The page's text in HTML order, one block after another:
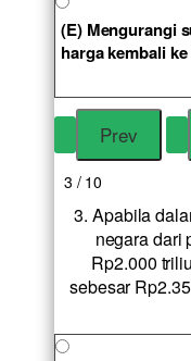
(E) Mengurangi
harga kembali
3 / 10
3. Apabila
negara dari
Rp2.000
sebesar